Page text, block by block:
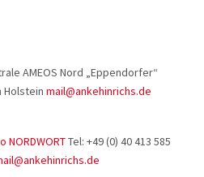
AMEOS Nord „Eppendorfer“
Holstein mail@ankehinrichs.de
NORDWORTTel: +49 (0) 40 413 585